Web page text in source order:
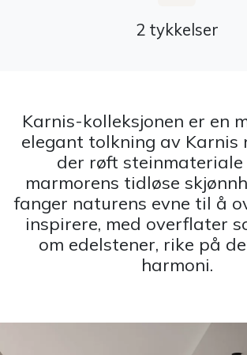
2 tykkelser
Karnis-kolleksjonen er en
elegant tolkning av Karnis
der røft steinmateriale
marmorens tidløse
fanger naturens evne til å
inspirere, med overflater
om edelstener, rike på
harmoni.